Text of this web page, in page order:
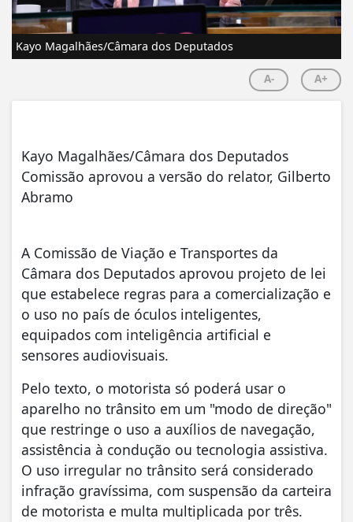
Kayo Magalhães/Câmara dos Deputados
A- A+
Kayo Magalhães/Câmara dos Deputados
Comissão aprovou a versão do relator, Gilberto
Abramo
A Comissão de Viação e Transportes da
Câmara dos Deputados aprovou projeto de lei
que estabelece regras para a comercialização e
o uso no país de óculos inteligentes,
equipados com inteligência artificial e
sensores audiovisuais.
Pelo texto, o motorista só poderá usar o
aparelho no trânsito em um "modo de direção"
que restringe o uso a auxílios de navegação,
assistência à condução ou tecnologia assistiva.
O uso irregular no trânsito será considerado
infração gravíssima, com suspensão da carteira
de motorista e multa multiplicada por três.